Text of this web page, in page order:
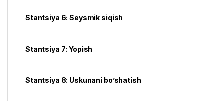
Stantsiya 6: Seysmik siqish
Stantsiya 7: Yopish
Stantsiya 8: Uskunani bo’shatish